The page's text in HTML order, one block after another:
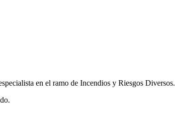
en el ramo de Incendios y Riesgos Diversos.